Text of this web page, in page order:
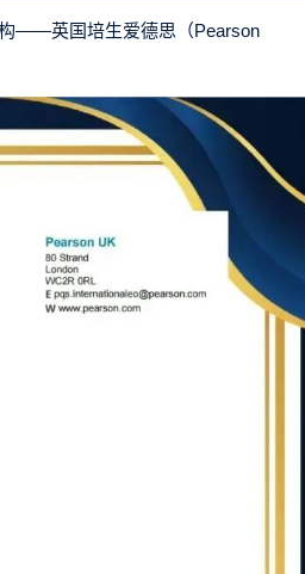
——英国培生爱德思（Pearson